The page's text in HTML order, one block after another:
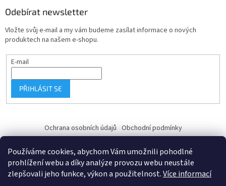
Používáme cookies, abychom Vám umožnili pohodlné
prohlížení webu a díky analýze provozu webu neustále
zlepšovali jeho funkce, výkon a použitelnost.Více informací
Odebírat newsletter
Vložte svůj e-mail a my vám budeme zasílat informace o nových
produktech na našem e-shopu.
E-mail
PŘIHLÁSIT SE
Ochrana osobních údajů Obchodní podmínky